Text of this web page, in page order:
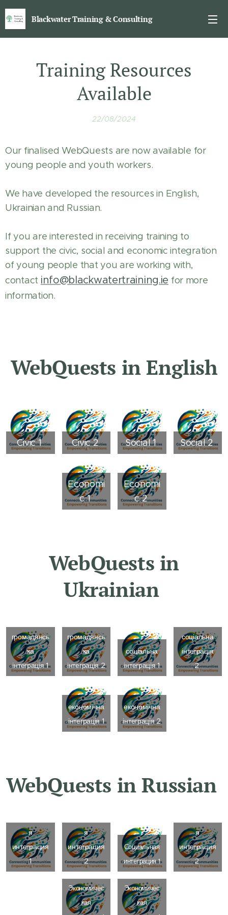
Blackwater Training & Consulting
Training Resources
Available
22/08/2024
Our finalised WebQuests are now available for
young people and youth workers.
We have developed the resources in English,
Ukrainian and Russian.
If you are interested in receiving training to
support the civic, social and economic integration
of young people that you are working with,
contact info@blackwatertraining.ie for more
information.
WebQuests in English
Civic 1 Civic 2 Social 1 Social 2
Economi
c 1
Economi
c 2
WebQuests in
Ukrainian
громадянсь
ка
інтеграція 1
громадянсь
ка
інтеграція 2
соціальна
інтеграція 1
соціальна
інтеграція
2
економічна
інтеграція 1
економічна
інтеграція 2
WebQuests in Russian
я
интеграция
1
я
интеграция
2
Социальная
интеграция 1
я
интеграция
2
Экономичес
кая
Экономичес
кая